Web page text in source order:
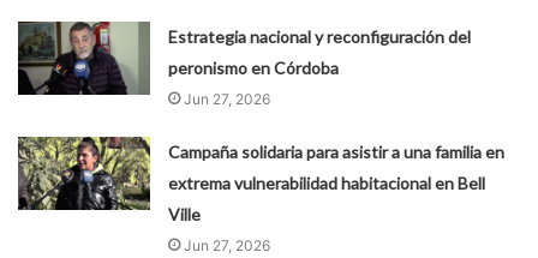
Estrategia nacional y reconfiguración del
peronismo en Córdoba
Jun 27, 2026
Campaña solidaria para asistir a una familia en
extrema vulnerabilidad habitacional en Bell
Ville
Jun 27, 2026